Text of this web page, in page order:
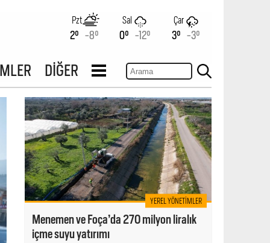
Pzt
2° -8°
Sal
0° -12°
Çar
3° -3°
DİĞER
YEREL YÖNETIMLER
Menemen ve Foça’da 270 milyon liralık
içme suyu yatırımı